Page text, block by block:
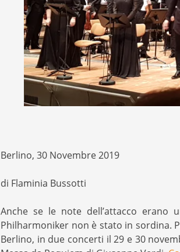
Berlino, 30 Novembre 2019
di Flaminia Bussotti
Anche se le note dell’attacco
Philharmoniker non è stato in sordina.
Berlino, in due concerti il 29 e 30